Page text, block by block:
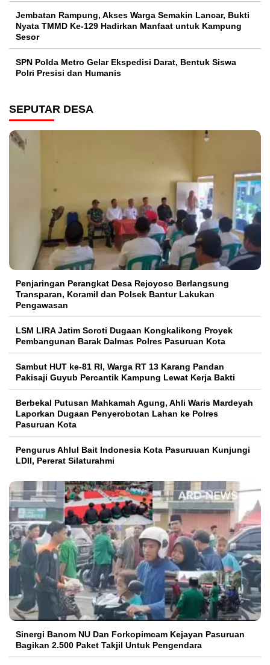
Jembatan Rampung, Akses Warga Semakin Lancar, Bukti
Nyata TMMD Ke-129 Hadirkan Manfaat untuk Kampung
Sesor
SPN Polda Metro Gelar Ekspedisi Darat, Bentuk Siswa
Polri Presisi dan Humanis
SEPUTAR DESA
Penjaringan Perangkat Desa Rejoyoso Berlangsung
Transparan, Koramil dan Polsek Bantur Lakukan
Pengawasan
LSM LIRA Jatim Soroti Dugaan Kongkalikong Proyek
Pembangunan Barak Dalmas Polres Pasuruan Kota
Sambut HUT ke-81 RI, Warga RT 13 Karang Pandan
Pakisaji Guyub Percantik Kampung Lewat Kerja Bakti
Berbekal Putusan Mahkamah Agung, Ahli Waris Mardeyah
Laporkan Dugaan Penyerobotan Lahan ke Polres
Pasuruan Kota
Pengurus Ahlul Bait Indonesia Kota Pasuruuan Kunjungi
LDII, Pererat Silaturahmi
Sinergi Banom NU Dan Forkopimcam Kejayan Pasuruan
Bagikan 2.500 Paket Takjil Untuk Pengendara